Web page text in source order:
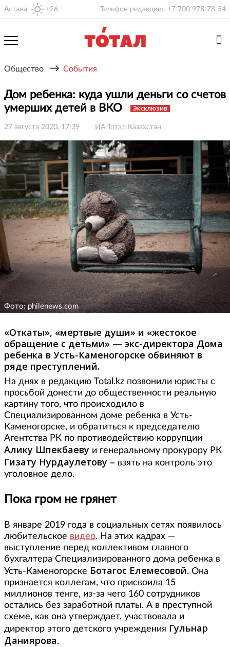
Астана +26 Телефон редакции: +7 700 978-78-54
Общество → События
Дом ребенка: куда ушли деньги со счетов
умерших детей в ВКО
Эксклюзив
27 августа 2020, 17:39 ИА Тотал Казахстан
Фото: philenews.com
«Откаты», «мертвые души» и «жестокое
обращение с детьми» — экс-директора Дома
ребенка в Усть-Каменогорске обвиняют в
ряде преступлений.
На днях в редакцию Total.kz позвонили юристы с
просьбой донести до общественности реальную
картину того, что происходило в
Специализированном доме ребенка в Усть-
Каменогорске, и обратиться к председателю
Агентства РК по противодействию коррупции
Алику Шпекбаеву и генеральному прокурору РК
Гизату Нурдаулетову – взять на контроль это
уголовное дело.
Пока гром не грянет
В январе 2019 года в социальных сетях появилось
любительское видео. На этих кадрах —
выступление перед коллективом главного
бухгалтера Специализированного дома ребенка в
Усть-Каменогорске Ботагос Елемесовой. Она
признается коллегам, что присвоила 15
миллионов тенге, из-за чего 160 сотрудников
остались без заработной платы. А в преступной
схеме, как она утверждает, участвовала и
директор этого детского учреждения Гульнар
Даниярова.